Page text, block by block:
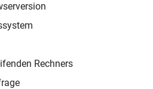
Rechners